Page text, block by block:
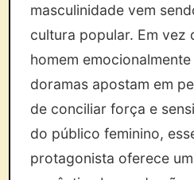
masculinidade vem
cultura popular. Em vez
homem
doramas apostam em
de conciliar força e
do público feminino,
protagonista oferece